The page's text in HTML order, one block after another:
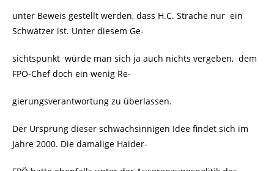
unter Beweis gestellt werden, dass H.C. Strache nur ein
Schwätzer ist. Unter diesem Ge-
sichtspunkt würde man sich ja auch nichts vergeben, dem
FPÖ-Chef doch ein wenig Re-
gierungsverantwortung zu überlassen.
Der Ursprung dieser schwachsinnigen Idee findet sich im
Jahre 2000. Die damalige Haider-